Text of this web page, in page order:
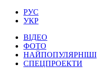
РУС
УКР
ВІДЕО
ФОТО
НАЙПОПУЛЯРНІШІ
СПЕЦПРОЕКТИ